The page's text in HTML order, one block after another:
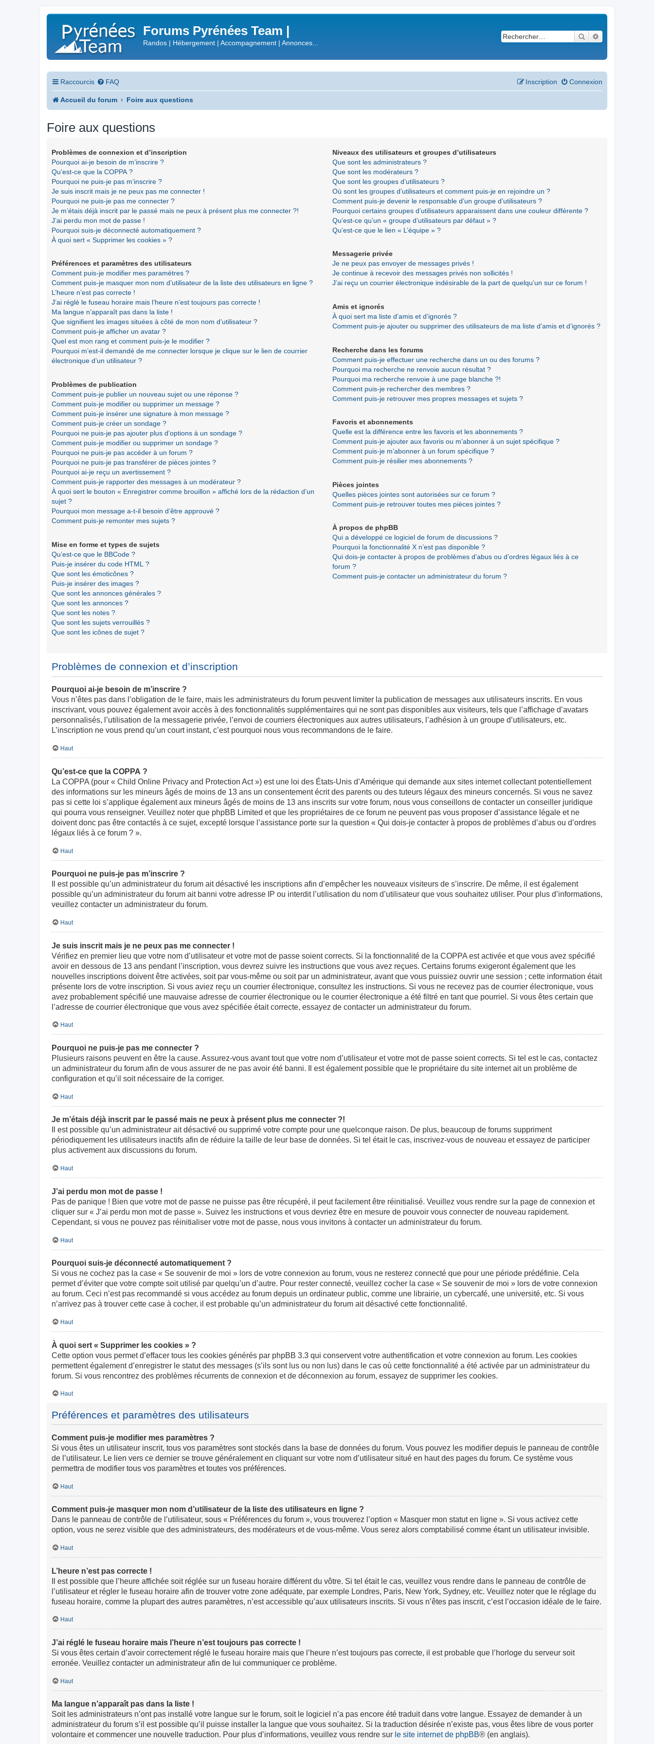
Forums Pyrénées Team |
Randos | Hébergement | Accompagnement | Annonces...
Rechercher
Raccourcis FAQ Connexion
Inscription
Accueil du forum Foire aux questions
Foire aux questions
Problèmes de connexion et d’inscription
Pourquoi ai-je besoin de m’inscrire ?
Qu’est-ce que la COPPA ?
Pourquoi ne puis-je pas m’inscrire ?
Je suis inscrit mais je ne peux pas me connecter !
Pourquoi ne puis-je pas me connecter ?
Je m’étais déjà inscrit par le passé mais ne peux à présent plus me connecter ?!
J’ai perdu mon mot de passe !
Pourquoi suis-je déconnecté automatiquement ?
À quoi sert « Supprimer les cookies » ?
Préférences et paramètres des utilisateurs
Comment puis-je modifier mes paramètres ?
Comment puis-je masquer mon nom d’utilisateur de la liste des utilisateurs en ligne ?
L’heure n’est pas correcte !
J’ai réglé le fuseau horaire mais l’heure n’est toujours pas correcte !
Ma langue n’apparaît pas dans la liste !
Que signifient les images situées à côté de mon nom d’utilisateur ?
Comment puis-je afficher un avatar ?
Quel est mon rang et comment puis-je le modifier ?
Pourquoi m’est-il demandé de me connecter lorsque je clique sur le lien de courrier
électronique d’un utilisateur ?
Problèmes de publication
Comment puis-je publier un nouveau sujet ou une réponse ?
Comment puis-je modifier ou supprimer un message ?
Comment puis-je insérer une signature à mon message ?
Comment puis-je créer un sondage ?
Pourquoi ne puis-je pas ajouter plus d’options à un sondage ?
Comment puis-je modifier ou supprimer un sondage ?
Pourquoi ne puis-je pas accéder à un forum ?
Pourquoi ne puis-je pas transférer de pièces jointes ?
Pourquoi ai-je reçu un avertissement ?
Comment puis-je rapporter des messages à un modérateur ?
À quoi sert le bouton « Enregistrer comme brouillon » affiché lors de la rédaction d’un
sujet ?
Pourquoi mon message a-t-il besoin d’être approuvé ?
Comment puis-je remonter mes sujets ?
Mise en forme et types de sujets
Qu’est-ce que le BBCode ?
Puis-je insérer du code HTML ?
Que sont les émoticônes ?
Puis-je insérer des images ?
Que sont les annonces générales ?
Que sont les annonces ?
Que sont les notes ?
Que sont les sujets verrouillés ?
Que sont les icônes de sujet ?
Niveaux des utilisateurs et groupes d’utilisateurs
Que sont les administrateurs ?
Que sont les modérateurs ?
Que sont les groupes d’utilisateurs ?
Où sont les groupes d’utilisateurs et comment puis-je en rejoindre un ?
Comment puis-je devenir le responsable d’un groupe d’utilisateurs ?
Pourquoi certains groupes d’utilisateurs apparaissent dans une couleur différente ?
Qu’est-ce qu’un « groupe d’utilisateurs par défaut » ?
Qu’est-ce que le lien « L’équipe » ?
Messagerie privée
Je ne peux pas envoyer de messages privés !
Je continue à recevoir des messages privés non sollicités !
J’ai reçu un courrier électronique indésirable de la part de quelqu’un sur ce forum !
Amis et ignorés
À quoi sert ma liste d’amis et d’ignorés ?
Comment puis-je ajouter ou supprimer des utilisateurs de ma liste d’amis et d’ignorés ?
Recherche dans les forums
Comment puis-je effectuer une recherche dans un ou des forums ?
Pourquoi ma recherche ne renvoie aucun résultat ?
Pourquoi ma recherche renvoie à une page blanche ?!
Comment puis-je rechercher des membres ?
Comment puis-je retrouver mes propres messages et sujets ?
Favoris et abonnements
Quelle est la différence entre les favoris et les abonnements ?
Comment puis-je ajouter aux favoris ou m’abonner à un sujet spécifique ?
Comment puis-je m’abonner à un forum spécifique ?
Comment puis-je résilier mes abonnements ?
Pièces jointes
Quelles pièces jointes sont autorisées sur ce forum ?
Comment puis-je retrouver toutes mes pièces jointes ?
À propos de phpBB
Qui a développé ce logiciel de forum de discussions ?
Pourquoi la fonctionnalité X n’est pas disponible ?
Qui dois-je contacter à propos de problèmes d’abus ou d’ordres légaux liés à ce
forum ?
Comment puis-je contacter un administrateur du forum ?
Problèmes de connexion et d’inscription
Pourquoi ai-je besoin de m’inscrire ?
Vous n’êtes pas dans l’obligation de le faire, mais les administrateurs du forum peuvent limiter la publication de messages aux utilisateurs inscrits. En vous
inscrivant, vous pouvez également avoir accès à des fonctionnalités supplémentaires qui ne sont pas disponibles aux visiteurs, tels que l’affichage d’avatars
personnalisés, l’utilisation de la messagerie privée, l’envoi de courriers électroniques aux autres utilisateurs, l’adhésion à un groupe d’utilisateurs, etc.
L’inscription ne vous prend qu’un court instant, c’est pourquoi nous vous recommandons de le faire.
Haut
Qu’est-ce que la COPPA ?
La COPPA (pour « Child Online Privacy and Protection Act ») est une loi des États-Unis d’Amérique qui demande aux sites internet collectant potentiellement
des informations sur les mineurs âgés de moins de 13 ans un consentement écrit des parents ou des tuteurs légaux des mineurs concernés. Si vous ne savez
pas si cette loi s’applique également aux mineurs âgés de moins de 13 ans inscrits sur votre forum, nous vous conseillons de contacter un conseiller juridique
qui pourra vous renseigner. Veuillez noter que phpBB Limited et que les propriétaires de ce forum ne peuvent pas vous proposer d’assistance légale et ne
doivent donc pas être contactés à ce sujet, excepté lorsque l’assistance porte sur la question « Qui dois-je contacter à propos de problèmes d’abus ou d’ordres
légaux liés à ce forum ? ».
Haut
Pourquoi ne puis-je pas m’inscrire ?
Il est possible qu’un administrateur du forum ait désactivé les inscriptions afin d’empêcher les nouveaux visiteurs de s’inscrire. De même, il est également
possible qu’un administrateur du forum ait banni votre adresse IP ou interdit l’utilisation du nom d’utilisateur que vous souhaitez utiliser. Pour plus d’informations,
veuillez contacter un administrateur du forum.
Haut
Je suis inscrit mais je ne peux pas me connecter !
Vérifiez en premier lieu que votre nom d’utilisateur et votre mot de passe soient corrects. Si la fonctionnalité de la COPPA est activée et que vous avez spécifié
avoir en dessous de 13 ans pendant l’inscription, vous devrez suivre les instructions que vous avez reçues. Certains forums exigeront également que les
nouvelles inscriptions doivent être activées, soit par vous-même ou soit par un administrateur, avant que vous puissiez ouvrir une session ; cette information était
présente lors de votre inscription. Si vous aviez reçu un courrier électronique, consultez les instructions. Si vous ne recevez pas de courrier électronique, vous
avez probablement spécifié une mauvaise adresse de courrier électronique ou le courrier électronique a été filtré en tant que pourriel. Si vous êtes certain que
l’adresse de courrier électronique que vous avez spécifiée était correcte, essayez de contacter un administrateur du forum.
Haut
Pourquoi ne puis-je pas me connecter ?
Plusieurs raisons peuvent en être la cause. Assurez-vous avant tout que votre nom d’utilisateur et votre mot de passe soient corrects. Si tel est le cas, contactez
un administrateur du forum afin de vous assurer de ne pas avoir été banni. Il est également possible que le propriétaire du site internet ait un problème de
configuration et qu’il soit nécessaire de la corriger.
Haut
Je m’étais déjà inscrit par le passé mais ne peux à présent plus me connecter ?!
Il est possible qu’un administrateur ait désactivé ou supprimé votre compte pour une quelconque raison. De plus, beaucoup de forums suppriment
périodiquement les utilisateurs inactifs afin de réduire la taille de leur base de données. Si tel était le cas, inscrivez-vous de nouveau et essayez de participer
plus activement aux discussions du forum.
Haut
J’ai perdu mon mot de passe !
Pas de panique ! Bien que votre mot de passe ne puisse pas être récupéré, il peut facilement être réinitialisé. Veuillez vous rendre sur la page de connexion et
cliquer sur « J’ai perdu mon mot de passe ». Suivez les instructions et vous devriez être en mesure de pouvoir vous connecter de nouveau rapidement.
Cependant, si vous ne pouvez pas réinitialiser votre mot de passe, nous vous invitons à contacter un administrateur du forum.
Haut
Pourquoi suis-je déconnecté automatiquement ?
Si vous ne cochez pas la case « Se souvenir de moi » lors de votre connexion au forum, vous ne resterez connecté que pour une période prédéfinie. Cela
permet d’éviter que votre compte soit utilisé par quelqu’un d’autre. Pour rester connecté, veuillez cocher la case « Se souvenir de moi » lors de votre connexion
au forum. Ceci n’est pas recommandé si vous accédez au forum depuis un ordinateur public, comme une librairie, un cybercafé, une université, etc. Si vous
n’arrivez pas à trouver cette case à cocher, il est probable qu’un administrateur du forum ait désactivé cette fonctionnalité.
Haut
À quoi sert « Supprimer les cookies » ?
Cette option vous permet d’effacer tous les cookies générés par phpBB 3.3 qui conservent votre authentification et votre connexion au forum. Les cookies
permettent également d’enregistrer le statut des messages (s’ils sont lus ou non lus) dans le cas où cette fonctionnalité a été activée par un administrateur du
forum. Si vous rencontrez des problèmes récurrents de connexion et de déconnexion au forum, essayez de supprimer les cookies.
Haut
Préférences et paramètres des utilisateurs
Comment puis-je modifier mes paramètres ?
Si vous êtes un utilisateur inscrit, tous vos paramètres sont stockés dans la base de données du forum. Vous pouvez les modifier depuis le panneau de contrôle
de l’utilisateur. Le lien vers ce dernier se trouve généralement en cliquant sur votre nom d’utilisateur situé en haut des pages du forum. Ce système vous
permettra de modifier tous vos paramètres et toutes vos préférences.
Haut
Comment puis-je masquer mon nom d’utilisateur de la liste des utilisateurs en ligne ?
Dans le panneau de contrôle de l’utilisateur, sous « Préférences du forum », vous trouverez l’option « Masquer mon statut en ligne ». Si vous activez cette
option, vous ne serez visible que des administrateurs, des modérateurs et de vous-même. Vous serez alors comptabilisé comme étant un utilisateur invisible.
Haut
L’heure n’est pas correcte !
Il est possible que l’heure affichée soit réglée sur un fuseau horaire différent du vôtre. Si tel était le cas, veuillez vous rendre dans le panneau de contrôle de
l’utilisateur et régler le fuseau horaire afin de trouver votre zone adéquate, par exemple Londres, Paris, New York, Sydney, etc. Veuillez noter que le réglage du
fuseau horaire, comme la plupart des autres paramètres, n’est accessible qu’aux utilisateurs inscrits. Si vous n’êtes pas inscrit, c’est l’occasion idéale de le faire.
Haut
J’ai réglé le fuseau horaire mais l’heure n’est toujours pas correcte !
Si vous êtes certain d’avoir correctement réglé le fuseau horaire mais que l’heure n’est toujours pas correcte, il est probable que l’horloge du serveur soit
erronée. Veuillez contacter un administrateur afin de lui communiquer ce problème.
Haut
Ma langue n’apparaît pas dans la liste !
Soit les administrateurs n’ont pas installé votre langue sur le forum, soit le logiciel n’a pas encore été traduit dans votre langue. Essayez de demander à un
administrateur du forum s’il est possible qu’il puisse installer la langue que vous souhaitez. Si la traduction désirée n’existe pas, vous êtes libre de vous porter
volontaire et commencer une nouvelle traduction. Pour plus d’informations, veuillez vous rendre sur le site internet de phpBB® (en anglais).